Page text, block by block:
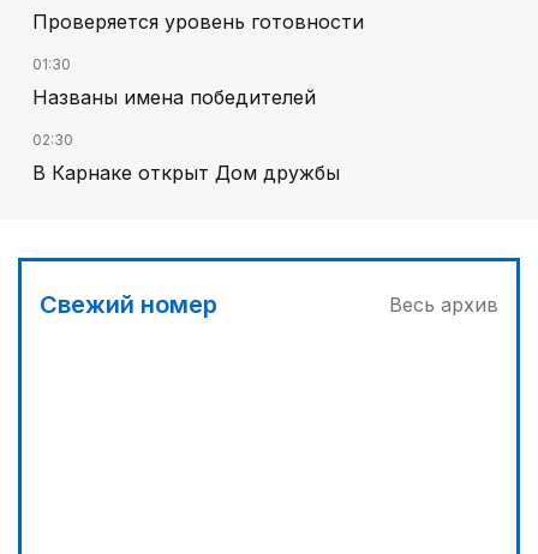
Проверяется уровень готовности
01:30
Названы имена победителей
02:30
В Карнаке открыт Дом дружбы
03:30
Свежий номер Весь архив